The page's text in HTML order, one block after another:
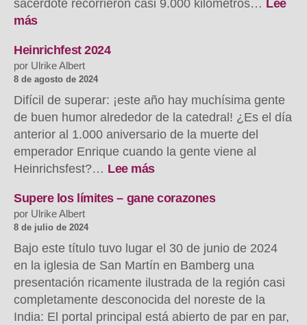
sacerdote recorrieron casi 9.000 kilómetros… Lee
más:
Besuch
aus
Indien
Heinrichfest 2024
por Ulrike Albert
8 de agosto de 2024
Difícil de superar: ¡este año hay muchísima gente
de buen humor alrededor de la catedral! ¿Es el día
anterior al 1.000 aniversario de la muerte del
emperador Enrique cuando la gente viene al
Heinrichsfest?… Lee más:
2024
Supere los límites – gane corazones
por Ulrike Albert
8 de julio de 2024
Bajo este título tuvo lugar el 30 de junio de 2024
en la iglesia de San Martín en Bamberg una
presentación ricamente ilustrada de la región casi
completamente desconocida del noreste de la
India: El portal principal está abierto de par en par,